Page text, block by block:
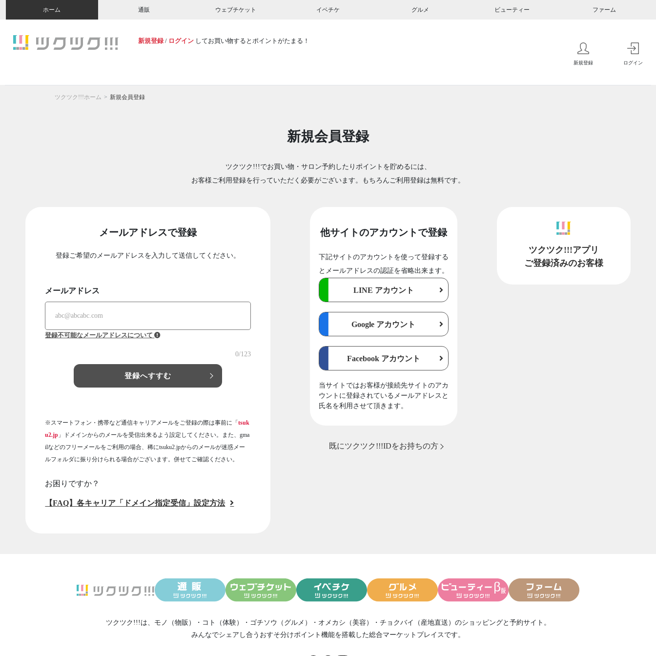
ホーム 通販 ウェブチケット イベチケ グルメ ビューティー ファーム
新規登録 / ログイン してお買い物するとポイントがたまる！
新規登録 ログイン
ツクツク!!!ホーム 新規会員登録
新規会員登録
ツクツク!!!でお買い物・サロン予約したりポイントを貯めるには、
お客様ご利用登録を行っていただく必要がございます。もちろんご利用登録は無料です。
メールアドレスで登録
登録ご希望のメールアドレスを入力して送信してください。
メールアドレス
登録不可能なメールアドレスについて
0/123
登録へすすむ
※スマートフォン・携帯など通信キャリアメールをご登録の際は事前に「tsuk
u2.jp 」ドメインからのメールを受信出来るよう設定してください。また、gma
ilなどのフリーメールをご利用の場合、稀にtsuku2.jpからのメールが迷惑メー
ルフォルダに振り分けられる場合がございます。併せてご確認ください。
お困りですか？
【FAQ】各キャリア「ドメイン指定受信」設定方法
他サイトのアカウントで登録
下記サイトのアカウントを使って登録する
とメールアドレスの認証を省略出来ます。
LINE アカウント
Google アカウント
Facebook アカウント
当サイトではお客様が接続先サイトのアカ
ウントに登録されているメールアドレスと
氏名を利用させて頂きます。
既にツクツク!!!IDをお持ちの方
ツクツク!!!アプリ
ご登録済みのお客様
ツクツク!!!は、 モノ（物販） ・ コト（体験） ・ ゴチソウ（グルメ） ・ オメカシ（美容） ・ チョクバイ（産地直送） のショッピングと予約サイト。
みんなでシェアし合う おすそ分けポイント機能を搭載した総合マーケットプレイスです。